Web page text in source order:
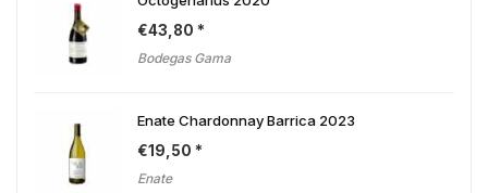
€43,80
Bodegas Gama
Enate Chardonnay Barrica 2023
€19,50
Enate